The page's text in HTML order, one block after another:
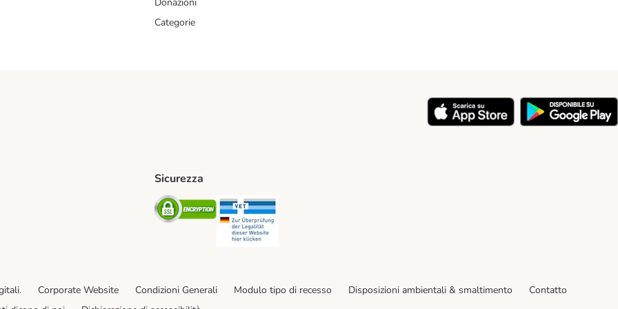
Categorie
Method
Shipping Method
Sicurezza
Security
Corporate Website Condizioni Generali Modulo tipo di recesso Disposizioni ambientali & smaltimento
Contatto